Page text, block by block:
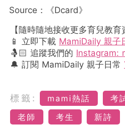
Source：《Dcard》
【隨時隨地接收更多育兒教育
📱 立即下載 MamiDaily 親子
🤱🏻 追蹤我們的 Instagram:
🔔 訂閱 MamiDaily 親子日常
標籤: mami熱話 考
老師
考生 新詩